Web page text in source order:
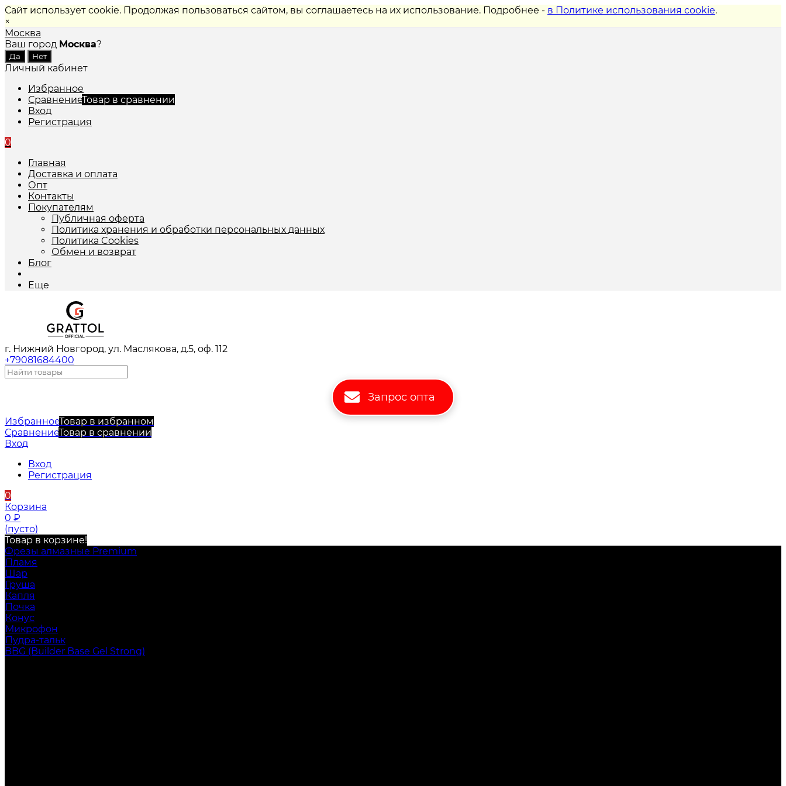
Сайт использует cookie. Продолжая пользоваться сайтом, вы соглашаетесь на их использование. Подробнее - в Политике использования cookie.
×
Москва
Ваш город Москва?
Личный кабинет
Избранное
СравнениеТовар в сравнении
Вход
Регистрация
0
Главная
Доставка и оплата
Опт
Контакты
Покупателям
Публичная оферта
Политика хранения и обработки персональных данных
Политика Cookies
Обмен и возврат
Блог
Еще
г. Нижний Новгород, ул. Маслякова, д.5, оф. 112
+79081684400
Запрос опта
ИзбранноеТовар в избранном
СравнениеТовар в сравнении
Вход
Вход
Регистрация
0
Корзина
0 ₽
(пусто)
Товар в корзине!
Фрезы алмазные Premium
Пламя
Шар
Груша
Капля
Почка
Конус
Микрофон
Пудра-тальк
BBG (Builder Base Gel Strong)